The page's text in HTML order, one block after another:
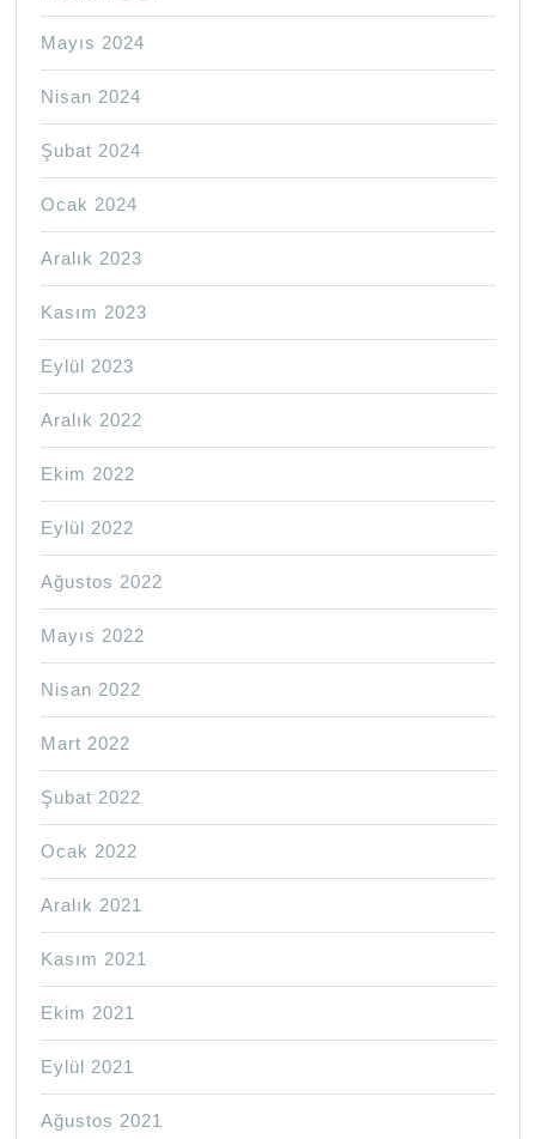
Mayıs 2024
Nisan 2024
Şubat 2024
Ocak 2024
Aralık 2023
Kasım 2023
Eylül 2023
Aralık 2022
Ekim 2022
Eylül 2022
Ağustos 2022
Mayıs 2022
Nisan 2022
Mart 2022
Şubat 2022
Ocak 2022
Aralık 2021
Kasım 2021
Ekim 2021
Eylül 2021
Ağustos 2021